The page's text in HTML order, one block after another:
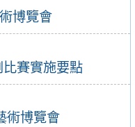
博覽會
賽實施要點
術博覽會